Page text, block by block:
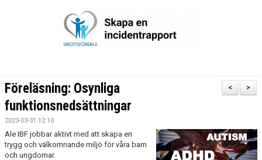
FÖRENINGENS MATCHER
NYHETSARKIV
MEDLEMSKAP
>
<
Föreläsning: Osynliga
funktionsnedsättningar
2023-03-31 12:10
Ale IBF jobbar aktivt med att skapa en
trygg och välkomnande miljö för våra barn
och ungdomar.